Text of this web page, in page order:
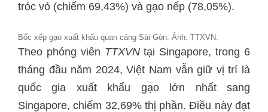
tróc vỏ (chiếm 69,43%) và gạo nếp (78,05%).
Bốc xếp gạo xuất khẩu quan cảng Sài Gòn. Ảnh: TTXVN.
Theo phóng viên TTXVNtại Singapore, trong 6
tháng đầu năm 2024, Việt Nam vẫn giữ vị trí là
quốc gia xuất khẩu gạo lớn nhất sang
Singapore, chiếm 32,69% thị phần. Điều này đạt